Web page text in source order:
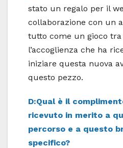
stato un regalo per il
collaborazione con un
tutto come un gioco tra
l’accoglienza che ha
iniziare questa nuova
questo pezzo.
D:Qual è il
ricevuto in merito a
percorso e a questo
specifico?